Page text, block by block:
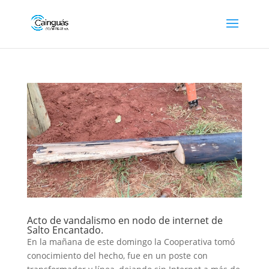
Acto de vandalismo en nodo de internet de
Salto Encantado.
En la mañana de este domingo la Cooperativa tomó
conocimiento del hecho, fue en un poste con